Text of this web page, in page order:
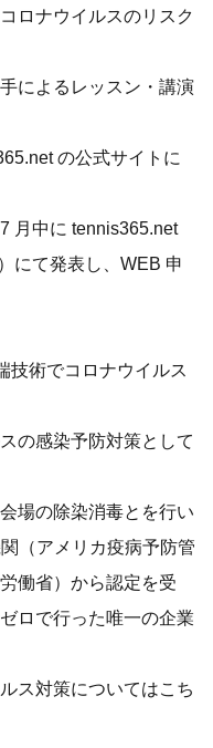
ロナウイルスのリスク
によるレッスン・講演
の公式サイトに
月中に tennis365.net
にて発表し、WEB 申
技術でコロナウイルス
の感染予防対策として
場の除染消毒とを行い
（アメリカ疫病予防管
働省）から認定を受
ロで行った唯一の企業
ス対策についてはこち